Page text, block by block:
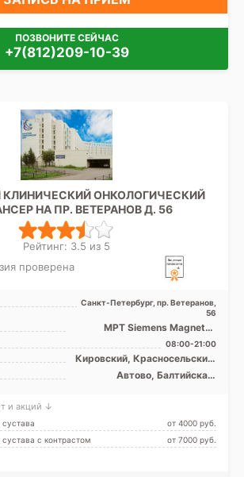
ПОЗВОНИТЕ СЕЙЧАС
+7(812)209-10-39
КЛИНИЧЕСКИЙ ОНКОЛОГИЧЕСКИЙ
НА ПР. ВЕТЕРАНОВ Д. 56
Рейтинг: 3.5 из 5
проверена
Санкт-Петербург, пр. Ветеранов,
56
МРТ Siemens Magneton
Espree 1.5T закрытый тип, КТ
Siemens Somatom Defi ...
08:00-21:00
Кировский, Красносельский,
Московский,
Петродворцовый, Лен.
Автово, Балтийская,
Ветеранов
и акций ↓
от 4000 pуб.
с контрастом
от 7000 pуб.